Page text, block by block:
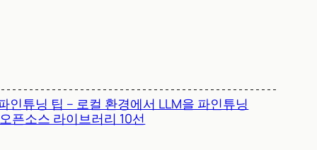
인튜닝 팁 – 로컬 환경에서 LLM을 파인튜닝
픈소스 라이브러리 10선